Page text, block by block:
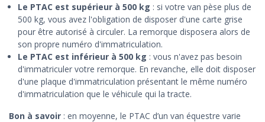
Le PTAC est supérieur à 500 kg : si votre van pèse plus de
500 kg, vous avez l'obligation de disposer d'une carte grise
pour être autorisé à circuler. La remorque disposera alors de
son propre numéro d'immatriculation.
Le PTAC est inférieur à 500 kg : vous n'avez pas besoin
d'immatriculer votre remorque. En revanche, elle doit disposer
d'une plaque d'immatriculation présentant le même numéro
d'immatriculation que le véhicule qui la tracte.
Bon à savoir : en moyenne, le PTAC d’un van équestre varie